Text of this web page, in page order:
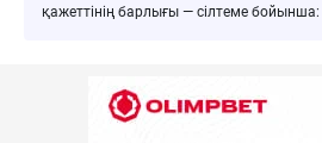
қажеттінің барлығы — сілтеме бойынша: